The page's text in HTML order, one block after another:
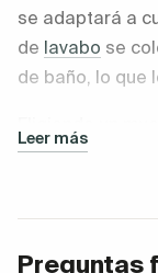
se adaptará a
de lavabo se
de baño, lo que
deseadas,
Leer más
Preguntas